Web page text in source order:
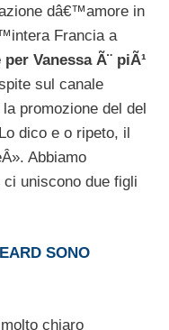
dâ€™amore in
Francia a
Vanessa Ã¨ piÃ¹
sul canale
promozione del del
dico e o ripeto, il
Abbiamo
uniscono due figli
SONO
chiaro